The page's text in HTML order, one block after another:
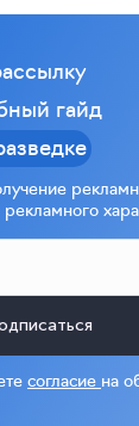
гайд
согласие на